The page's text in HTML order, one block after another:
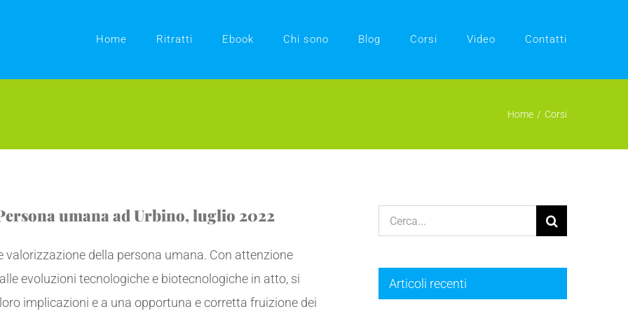
Home Ritratti Ebook Chi sono Blog Corsi Video Contatti
Home Corsi
umana ad Urbino, luglio 2022
della persona umana. Con attenzione
evoluzioni tecnologiche e biotecnologiche in atto, si
implicazioni e a una opportuna e corretta fruizione dei
Cerca
per:
Articoli recenti